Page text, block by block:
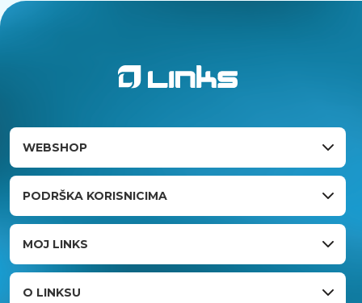
WEBSHOP
PODRŠKA KORISNICIMA
MOJ LINKS
O LINKSU